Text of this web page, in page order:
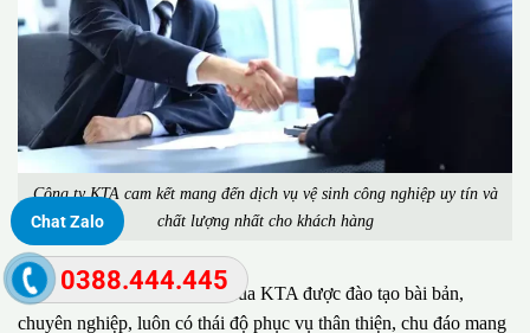
Công ty KTA cam kết mang đến dịch vụ vệ sinh công nghiệp uy tín và
chất lượng nhất cho khách hàng
Đặc biệt, đội ngũ nhân viên của KTA được đào tạo bài bản,
chuyên nghiệp, luôn có thái độ phục vụ thân thiện, chu đáo mang
Chat Zalo
0388.444.445